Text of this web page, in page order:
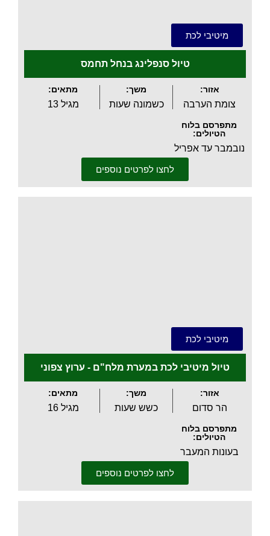
מיטיבי לכת
טיול סנפלינג בנחל תחמס
אזור:
צומת הערבה
משך:
כשמונה שעות
מתאים:
מגיל 13
מתפרסם בלוח
הטיולים:
נובמבר עד אפריל
לחצו לפרטים נוספים
מיטיבי לכת
טיול מיטיבי לכת במערת מלח"ם - ערוץ צפוני
אזור:
הר סדום
משך:
כשש שעות
מתאים:
מגיל 16
מתפרסם בלוח
הטיולים:
בעונות המעבר
לחצו לפרטים נוספים